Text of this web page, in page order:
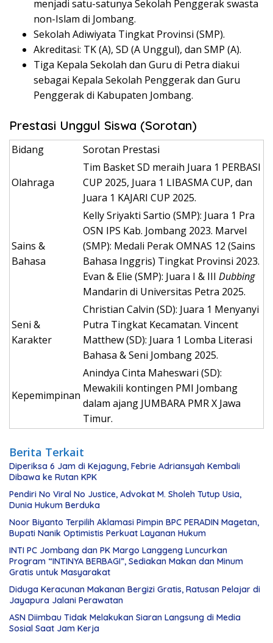
menjadi satu-satunya Sekolah Penggerak swasta
non-Islam di Jombang.
Sekolah Adiwiyata Tingkat Provinsi (SMP).
Akreditasi: TK (A), SD (A Unggul), dan SMP (A).
Tiga Kepala Sekolah dan Guru di Petra diakui
sebagai Kepala Sekolah Penggerak dan Guru
Penggerak di Kabupaten Jombang.
Prestasi Unggul Siswa (Sorotan)
Bidang Sorotan Prestasi
Olahraga
Tim Basket SD meraih Juara 1 PERBASI
CUP 2025, Juara 1 LIBASMA CUP, dan
Juara 1 KAJARI CUP 2025.
Sains &
Bahasa
Kelly Sriyakti Sartio (SMP): Juara 1 Pra
OSN IPS Kab. Jombang 2023. Marvel
(SMP): Medali Perak OMNAS 12 (Sains
Bahasa Inggris) Tingkat Provinsi 2023.
Evan & Elie (SMP): Juara I & III Dubbing
Mandarin di Universitas Petra 2025.
Seni &
Karakter
Christian Calvin (SD): Juara 1 Menyanyi
Putra Tingkat Kecamatan. Vincent
Matthew (SD): Juara 1 Lomba Literasi
Bahasa & Seni Jombang 2025.
Kepemimpinan
Anindya Cinta Maheswari (SD):
Mewakili kontingen PMI Jombang
dalam ajang JUMBARA PMR X Jawa
Timur.
Berita Terkait
Diperiksa 6 Jam di Kejagung, Febrie Adriansyah Kembali
Dibawa ke Rutan KPK
Pendiri No Viral No Justice, Advokat M. Sholeh Tutup Usia,
Dunia Hukum Berduka
Noor Biyanto Terpilih Aklamasi Pimpin BPC PERADIN Magetan,
Bupati Nanik Optimistis Perkuat Layanan Hukum
INTI PC Jombang dan PK Margo Langgeng Luncurkan
Program “INTINYA BERBAGI”, Sediakan Makan dan Minum
Gratis untuk Masyarakat
Diduga Keracunan Makanan Bergizi Gratis, Ratusan Pelajar di
Jayapura Jalani Perawatan
ASN Diimbau Tidak Melakukan Siaran Langsung di Media
Sosial Saat Jam Kerja